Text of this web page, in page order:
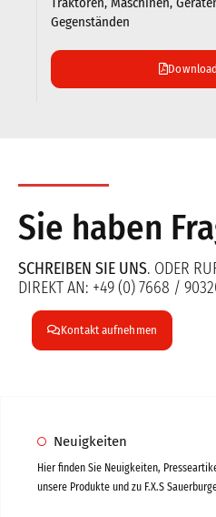
Gegenständen
Sie haben
SCHREIBEN SIE UNS. ODER
DIREKT AN: +49 (0) 7668 /
Kontakt aufnehmen
Neuigkeiten
Hier finden Sie Neuigkeiten,
unsere Produkte und zu F.X.S